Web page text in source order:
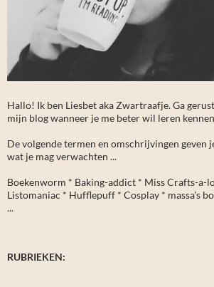
Hallo! Ik ben Liesbet aka Zwartraafje. Ga
mijn blog wanneer je me beter wil leren
De volgende termen en omschrijvingen geven
wat je mag verwachten ...
Boekenworm * Baking-addict * Miss Crafts-a-
Listomaniac * Hufflepuff * Cosplay * massa's
...
RUBRIEKEN: